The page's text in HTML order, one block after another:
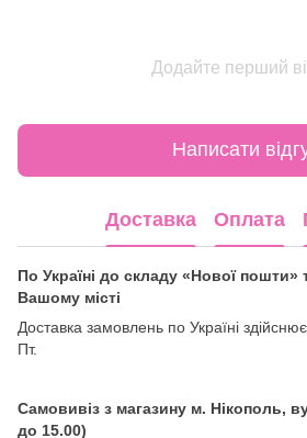
Додайте перший
Написати
Доставка Оплата
По Україні до складу «Нової
Вашому місті
Доставка замовлень по Україні
Пт.
Самовивіз з магазину м. Нікополь,
до 15.00)